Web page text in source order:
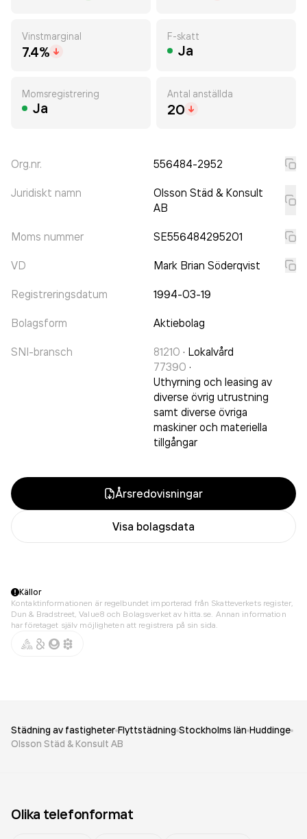
Vinstmarginal
7.4%
F-skatt
Ja
Momsregistrering
Ja
Antal anställda
20
Org.nr. 556484-2952
Juridiskt namn
Olsson Städ & Konsult
AB
Moms nummer SE556484295201
VD Mark Brian Söderqvist
Registreringsdatum 1994-03-19
Bolagsform Aktiebolag
SNI-bransch 81210 · Lokalvård
77390 ·
Uthyrning och leasing av
diverse övrig utrustning
samt diverse övriga
maskiner och materiella
tillgångar
Årsredovisningar
Visa bolagsdata
Källor
Kontaktinformationen är regelbundet importerad från Skatteverkets register,
Dun & Bradstreet, Value8 och Bolagsverket av hitta.se. Annan information
har företaget själv möjligheten att registrera på sin sida.
Städning av fastigheter Flyttstädning Stockholms län Huddinge
Olsson Städ & Konsult AB
Olika telefonformat